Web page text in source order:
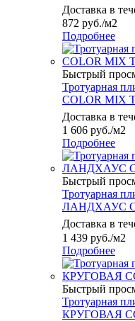
Доставка в
872 руб./м2
Подробнее
Быстрый
Тротуарная
COLOR MIX
Доставка в
1 606 руб./м2
Подробнее
Быстрый
Тротуарная
ЛАНДХАУС
Доставка в
1 439 руб./м2
Подробнее
Быстрый
Тротуарная
КРУГОВАЯ